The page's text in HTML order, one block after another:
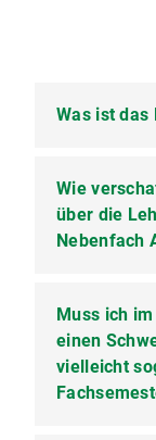
Was ist das
Viele
Nebenfach
Nebenfach
Archäologie,
Studien
Naher
Wie
über die
Nebenfach
In "Lehre,
Ihr könnt
Muss ich
einen
vielleicht